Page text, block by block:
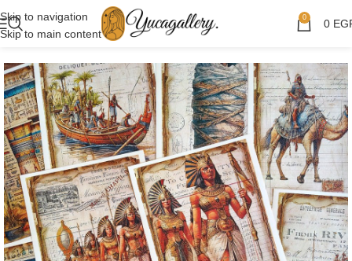
Skip to navigation
Skip to main content
0 0